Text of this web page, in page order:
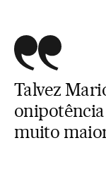
Talvez
muito